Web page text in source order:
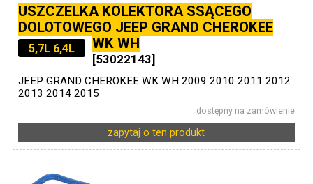
USZCZELKA KOLEKTORA SSĄCEGO
DOLOTOWEGO JEEP GRAND CHEROKEE
WK WH
5,7L 6,4L
[53022143]
JEEP GRAND CHEROKEE WK WH 2009 2010 2011 2012
2013 2014 2015
dostępny na zamówienie
zapytaj o ten produkt